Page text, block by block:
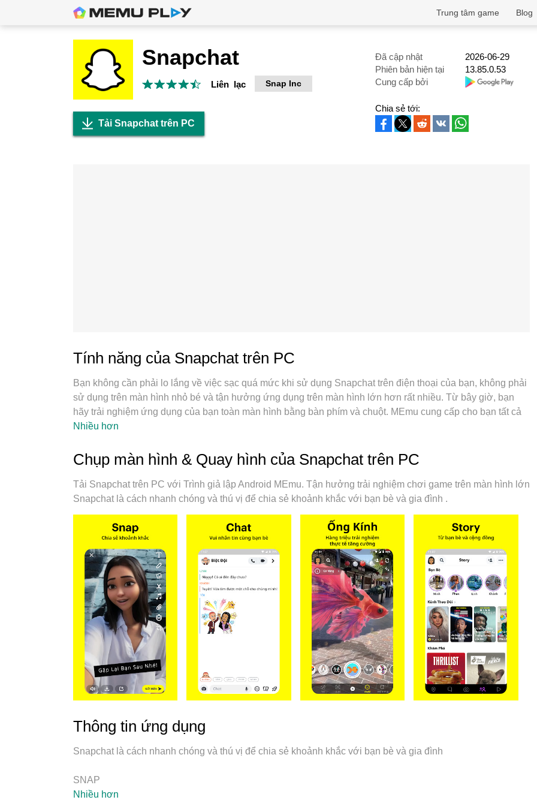
Blog
Trung tâm game
Snapchat
Liên lạc Snap Inc
Đã cập nhật
2026-06-29
Phiên bản hiện tại
13.85.0.53
Cung cấp bởi
Tải Snapchat trên PC
Chia sẻ tới:
Tính năng của Snapchat trên PC
Bạn không cần phải lo lắng về việc sạc quá mức khi sử dụng Snapchat trên điện thoại của bạn, không phải
sử dụng trên màn hình nhỏ bé và tận hưởng ứng dụng trên màn hình lớn hơn rất nhiều. Từ bây giờ, bạn
hãy trải nghiệm ứng dụng của bạn toàn màn hình bằng bàn phím và chuột. MEmu cung cấp cho bạn tất cả
các tính năng đáng ngạc nhiên mà bạn mong đợi: cài đặt nhanh, cài đặt dễ dàng, điều khiển trực quan,
chọn tốt nhất để sử dụng Snapchat trên máy tính của bạn. Được mã hóa với sự hợp nhất của chúng tôi,
trình quản lý multi-instance giúp mở 2 tài khoản trở lên cùng một lúc. Và điều quan trọng nhất là, công cụ
mô phỏng độc quyền của chúng tôi có thể tận dụng hết toàn bộ tiềm năng trên PC của bạn, giúp mọi thứ
vận hành trơn tru và thú vị.
Nhiều hơn
Chụp màn hình & Quay hình của Snapchat trên PC
Tải Snapchat trên PC với Trình giả lập Android MEmu. Tận hưởng trải nghiệm chơi game trên màn hình lớn
Snapchat là cách nhanh chóng và thú vị để chia sẻ khoảnh khắc với bạn bè và gia đình .
Thông tin ứng dụng
Snapchat là cách nhanh chóng và thú vị để chia sẻ khoảnh khắc với bạn bè và gia đình
SNAP
• Snapchat mở ngay vào Camera — chỉ cần chạm để chụp ảnh hoặc nhấn và giữ để quay video.
Nhiều hơn